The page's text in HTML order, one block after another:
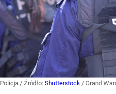
Policja / Źródło: Shutterstock / Grand